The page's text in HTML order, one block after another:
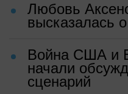
Любовь
высказалась
Война США и
начали
сценарий